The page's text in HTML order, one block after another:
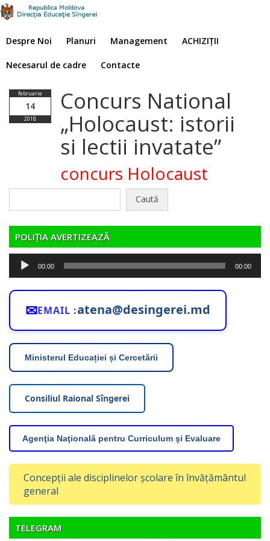
Despre Noi Planuri Management ACHIZIȚII
Necesarul de cadre Contacte
februarie
14
2018
Concurs National
„Holocaust: istorii
si lectii invatate”
concurs Holocaust
POLIȚIA AVERTIZEAZĂ
Player
audio
00:00 00:00
✉EMAIL :atena@desingerei.md
Ministerul Educației și Cercetării
Consiliul Raional Sîngerei
Agenţia Naţională pentru Curriculum şi Evaluare
Concepții ale disciplinelor școlare în învățământul
general
TELEGRAM